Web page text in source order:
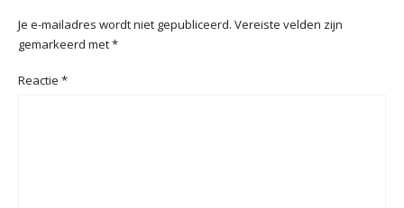
Je e-mailadres wordt niet gepubliceerd. Vereiste velden zijn
gemarkeerd met*
Reactie *